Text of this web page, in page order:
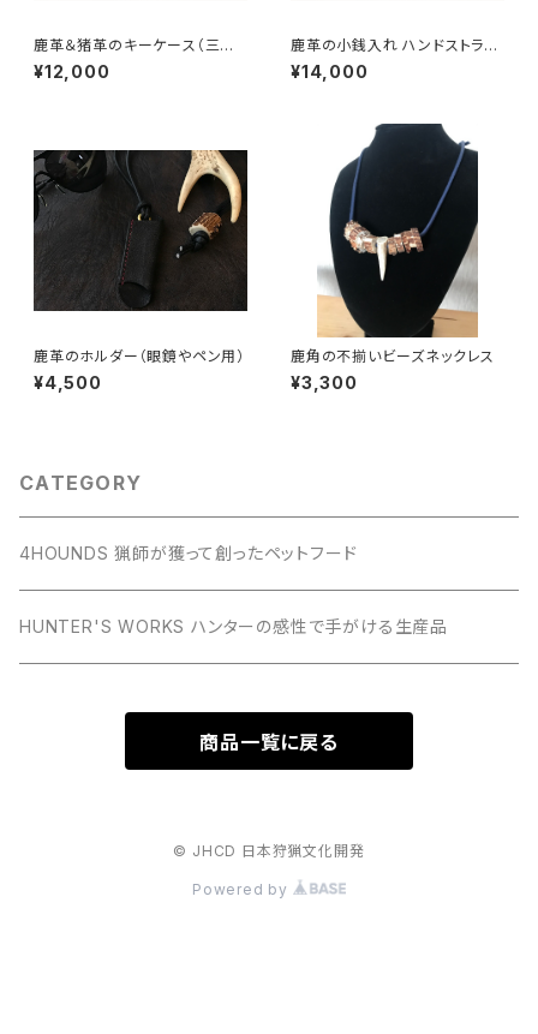
鹿革＆猪革のキーケース（三つ
折り式）
¥12,000
鹿革の小銭入れ ハンドストラッ
プ付
¥14,000
鹿革のホルダー（眼鏡やペン用）
¥4,500
鹿角の不揃いビーズネックレス
¥3,300
CATEGORY
4HOUNDS 猟師が獲って創ったペットフード
HUNTER'S WORKS ハンターの感性で手がける生産品
商品一覧に戻る
© JHCD 日本狩猟文化開発
Powered by